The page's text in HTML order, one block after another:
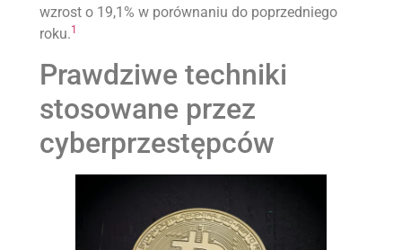
wzrost o 19,1% w porównaniu do poprzedniego
roku.1
Prawdziwe techniki
stosowane przez
cyberprzestępców